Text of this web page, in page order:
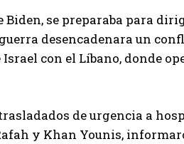
Biden, se preparaba para
desencadenara un
con el Líbano, donde
de urgencia a
y Khan Younis,